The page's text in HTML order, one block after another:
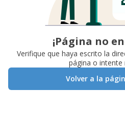
¡Página no
Verifique que haya escrito la
página o intente